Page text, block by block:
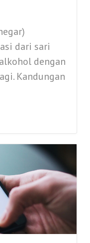
dari sari
dengan
Kandungan